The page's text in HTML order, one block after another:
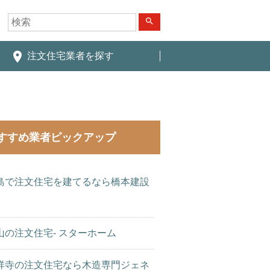
search
place 注文住宅業者を探す
すめ業者ピックアップ
で注文住宅を建てるなら橋本建設
の注文住宅- スターホーム
寺の注文住宅なら木造専門ジェネ